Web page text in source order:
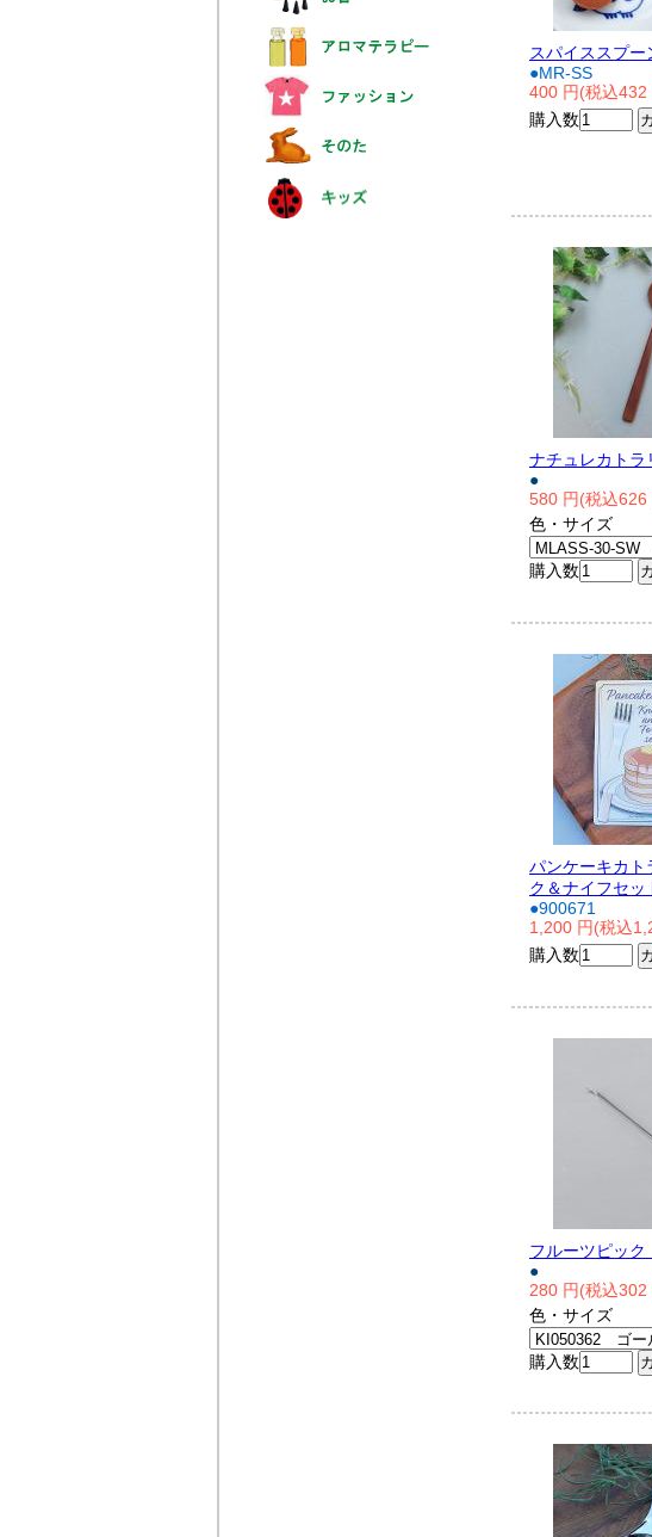
スパイススプー
●MR-SS
400 円(税込432
購入数
ナチュレカトラ
●
580 円(税込626
色・サイズ
購入数
パンケーキカ
ク＆ナイフセッ
●900671
1,200 円(税込
購入数
フルーツピッ
●
280 円(税込302
色・サイズ
購入数